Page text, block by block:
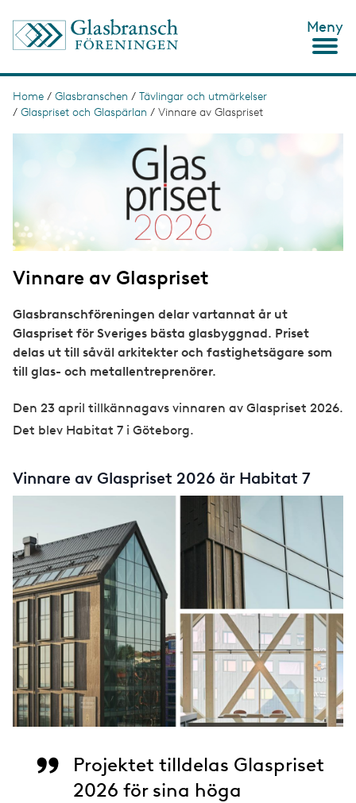
Meny
B
c
r
u
b
Home / Glasbranschen / Tävlingar och utmärkelser
/ Glaspriset och Glaspärlan / Vinnare av Glaspriset
Vinnare av Glaspriset
Glasbranschföreningen delar vartannat år ut
Glaspriset för Sveriges bästa glasbyggnad. Priset
delas ut till såväl arkitekter och fastighetsägare som
till glas- och metallentreprenörer.
Den 23 april tillkännagavs vinnaren av Glaspriset 2026.
Det blev Habitat 7 i Göteborg.
Vinnare av Glaspriset 2026 är Habitat 7
Projektet tilldelas Glaspriset
2026 för sina höga